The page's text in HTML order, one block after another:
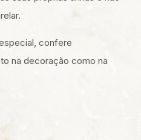
confere
na decoração como na